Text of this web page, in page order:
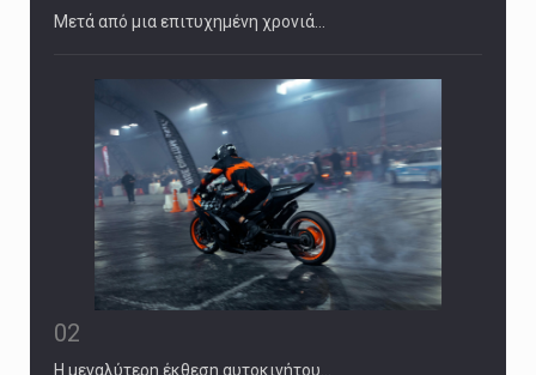
Μετά από μια επιτυχημένη χρονιά…
02
Η μεγαλύτερη έκθεση αυτοκινήτου…